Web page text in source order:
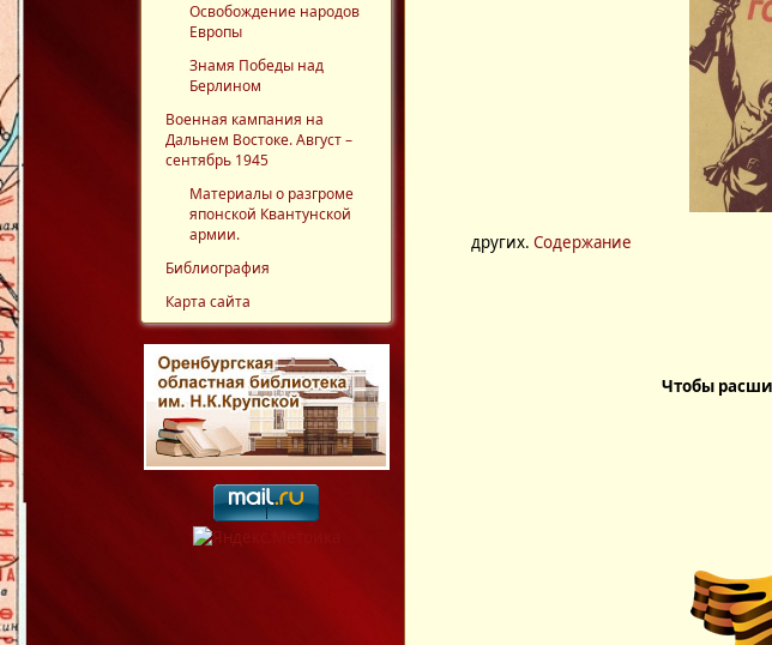
других. Содержание
Чтобы
Освобождение народов
Европы
Знамя Победы над
Берлином
Военная кампания на
Дальнем Востоке. Август –
сентябрь 1945
Материалы о разгроме
японской Квантунской
армии.
Библиография
Карта сайта